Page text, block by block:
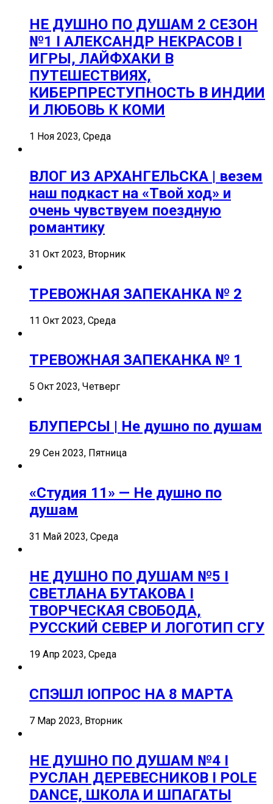
НЕ ДУШНО ПО ДУШАМ 2 СЕЗОН
№1 I АЛЕКСАНДР НЕКРАСОВ I
ИГРЫ, ЛАЙФХАКИ В
ПУТЕШЕСТВИЯХ,
КИБЕРПРЕСТУПНОСТЬ В ИНДИИ
И ЛЮБОВЬ К КОМИ
1 Ноя 2023, Среда
ВЛОГ ИЗ АРХАНГЕЛЬСКА | везем
наш подкаст на «Твой ход» и
очень чувствуем поездную
романтику
31 Окт 2023, Вторник
ТРЕВОЖНАЯ ЗАПЕКАНКА № 2
11 Окт 2023, Среда
ТРЕВОЖНАЯ ЗАПЕКАНКА № 1
5 Окт 2023, Четверг
БЛУПЕРСЫ | Не душно по душам
29 Сен 2023, Пятница
«Студия 11» — Не душно по
душам
31 Май 2023, Среда
НЕ ДУШНО ПО ДУШАМ №5 I
СВЕТЛАНА БУТАКОВА I
ТВОРЧЕСКАЯ СВОБОДА,
РУССКИЙ СЕВЕР И ЛОГОТИП СГУ
19 Апр 2023, Среда
СПЭШЛ ӏ ОПРОС НА 8 МАРТА
7 Мар 2023, Вторник
НЕ ДУШНО ПО ДУШАМ №4 I
РУСЛАН ДЕРЕВЕСНИКОВ I POLE
DANCE, ШКОЛА И ШПАГАТЫ